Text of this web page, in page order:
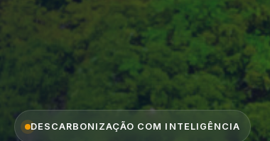
DESCARBONIZAÇÃO COM INTELIGÊNCIA